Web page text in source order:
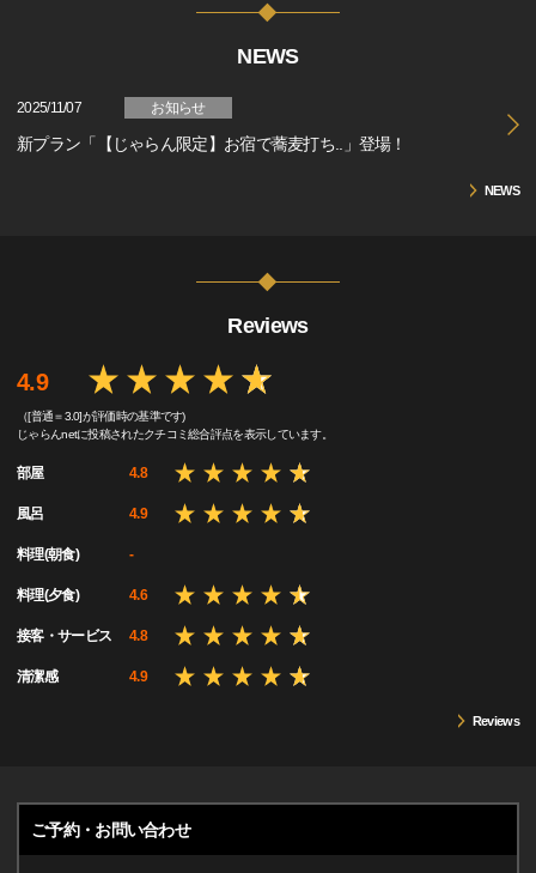
NEWS
2025/11/07 お知らせ
新プラン「【じゃらん限定】お宿で蕎麦打ち..」登場！
NEWS
Reviews
4.9
（[普通＝3.0]が評価時の基準です)
じゃらんnetに投稿されたクチコミ総合評点を表示しています。
部屋 4.8
風呂 4.9
料理(朝食) -
料理(夕食) 4.6
接客・サービス 4.8
清潔感 4.9
Reviews
ご予約・お問い合わせ